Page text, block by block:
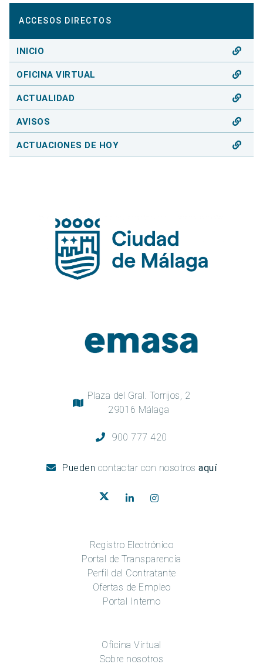
ACCESOS DIRECTOS
INICIO
OFICINA VIRTUAL
ACTUALIDAD
AVISOS
ACTUACIONES DE HOY
Plaza del Gral. Torrijos, 2
29016 Málaga
900 777 420
Pueden contactar con nosotros aquí
Registro Electrónico
Portal de Transparencia
Perfil del Contratante
Ofertas de Empleo
Portal Interno
Oficina Virtual
Sobre nosotros